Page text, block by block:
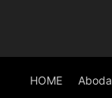
HOME Aboda